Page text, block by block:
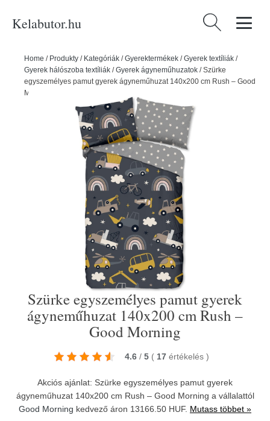
Kelabutor.hu Keresés:
Home / Produkty / Kategóriák /Gyerektermékek /Gyerek textíliák /
Gyerek hálószoba textíliák /Gyerek ágyneműhuzatok /Szürke
egyszemélyes pamut gyerek ágyneműhuzat 140x200 cm Rush – Good
Morning
Szürke egyszemélyes pamut gyerek
ágyneműhuzat 140x200 cm Rush –
Good Morning
4.6 / 5 ( 17 értékelés )
Akciós ajánlat: Szürke egyszemélyes pamut gyerek
ágyneműhuzat 140x200 cm Rush – Good Morning a vállalattól
Good Morning kedvező áron 13166.50 HUF. Mutass többet »